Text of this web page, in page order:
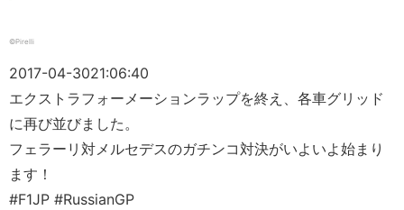
©Pirelli
2017-04-3021:06:40
エクストラフォーメーションラップを終え、各車グリッド
に再び並びました。
フェラーリ対メルセデスのガチンコ対決がいよいよ始まり
ます！
#F1JP #RussianGP